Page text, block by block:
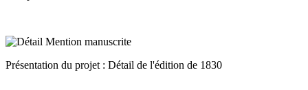
Présentation du projet : Détail de l'édition de 1830